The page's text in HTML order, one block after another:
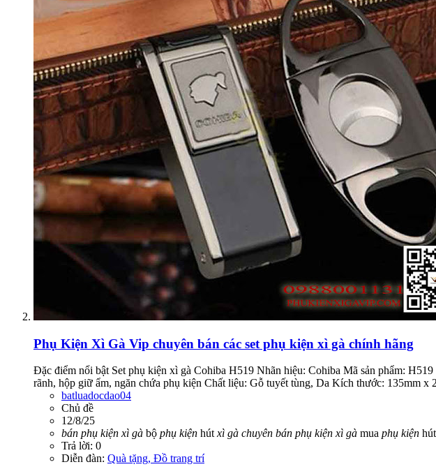
Phụ Kiện Xì Gà Vip chuyên bán các set phụ kiện xì gà chính hãng
Đặc điểm nổi bật Set phụ kiện xì gà Cohiba H519 Nhãn hiệu: Cohiba Mã sản phẩm:
rãnh, hộp giữ ẩm, ngăn chứa phụ kiện Chất liệu: Gỗ tuyết tùng, Da Kích thước: 135mm x
batluadocdao04
Chủ đề
12/8/25
bán phụ kiện xì gà bộ phụ kiện hút xì gà chuyên bán phụ kiện xì gà mua phụ kiện hút
Trả lời: 0
Diễn đàn: Quà tặng, Đồ trang trí